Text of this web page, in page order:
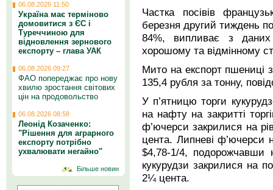
Частка посівів
березня другий тиждень
84%, випливає з
хорошому та відмінному
Мито на експорт пшениці
135,4 рубля за тонну,
У п’ятницю торги
на нафту на закритті
ф’ючерси закрилися на
цента. Липневі ф’ючерси
$4,78-1/4, подорожчавши
кукурудзи закрилися на
2¼ цента.
06.08.2026 11:50
Україна має терміново
домовитися з ЄС і
Туреччиною для
відновлення зернового
експорту – глава УАК
06.08.2026 09:27
ФАО попереджає про нову
хвилю зростання світових
цін на продовольство
06.08.2026 08:58
Леонід Козаченко:
"Рішення для аграрного
експорту потрібно
ухвалювати негайно"
Більше новин